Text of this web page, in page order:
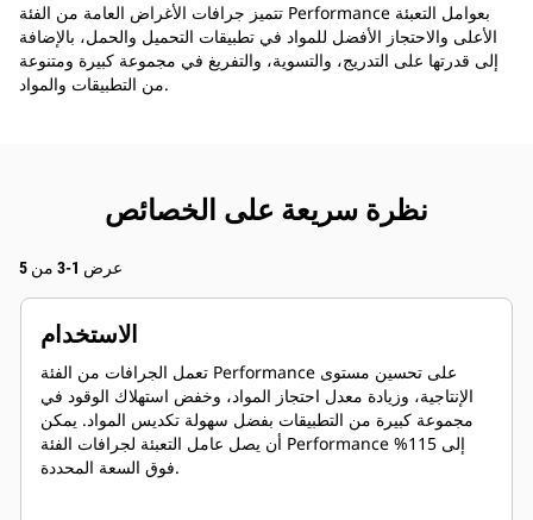
تتميز جرافات الأغراض العامة من الفئة Performance بعوامل التعبئة
الأعلى والاحتجاز الأفضل للمواد في تطبيقات التحميل والحمل، بالإضافة
إلى قدرتها على التدريج، والتسوية، والتفريغ في مجموعة كبيرة ومتنوعة
من التطبيقات والمواد.
نظرة سريعة على الخصائص
عرض 1-3 من 5
الاستخدام
تعمل الجرافات من الفئة Performance على تحسين مستوى
الإنتاجية، وزيادة معدل احتجاز المواد، وخفض استهلاك الوقود في
مجموعة كبيرة من التطبيقات بفضل سهولة تكديس المواد. يمكن
أن يصل عامل التعبئة لجرافات الفئة Performance إلى 115%
فوق السعة المحددة.